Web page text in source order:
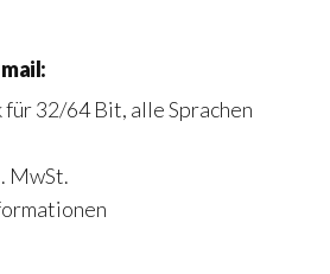
32/64 Bit, alle Sprachen
MwSt.